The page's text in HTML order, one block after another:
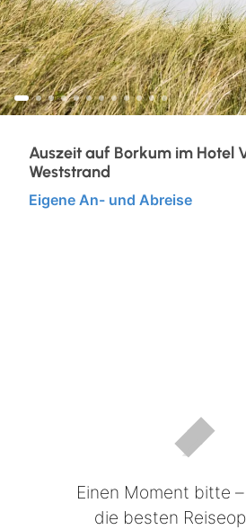
Eventreisen
Klassische Konzerte
Konzertreisen
Kurzurlaub
Ruhr & Rhein
Europa
Auszeit auf Borkum im Hotel
Weststrand
Eigene An- und Abreise
Einen Moment bitte
die besten